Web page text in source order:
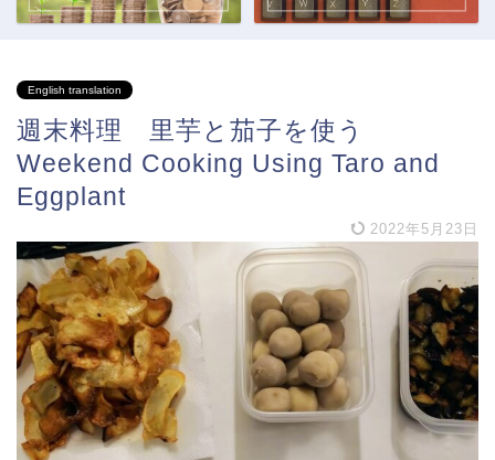
English translation
週末料理 里芋と茄子を使う
Weekend Cooking Using Taro and
Eggplant
2022年5月23日